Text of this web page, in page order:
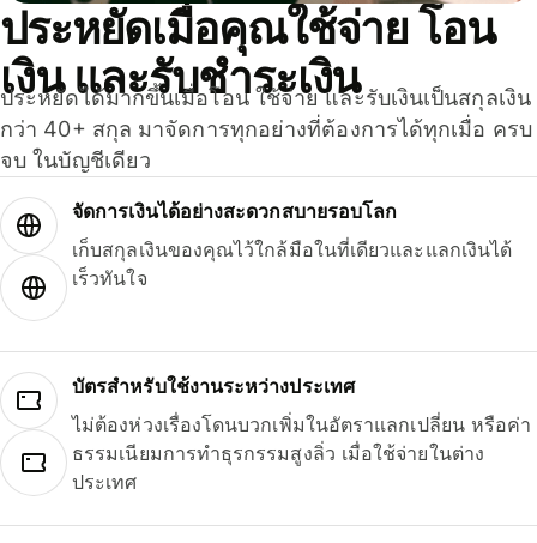
ประหยัดเมื่อคุณใช้จ่าย โอน
เงิน และรับชำระเงิน
ประหยัดได้มากขึ้นเมื่อโอน ใช้จ่าย และรับเงินเป็นสกุลเงิน
กว่า 40+ สกุล มาจัดการทุกอย่างที่ต้องการได้ทุกเมื่อ ครบ
จบ ในบัญชีเดียว
จัดการเงินได้อย่างสะดวกสบายรอบโลก
เก็บสกุลเงินของคุณไว้ใกล้มือในที่เดียวและแลกเงินได้
เร็วทันใจ
บัตรสำหรับใช้งานระหว่างประเทศ
ไม่ต้องห่วงเรื่องโดนบวกเพิ่มในอัตราแลกเปลี่ยน หรือค่า
ธรรมเนียมการทำธุรกรรมสูงลิ่ว เมื่อใช้จ่ายในต่าง
ประเทศ